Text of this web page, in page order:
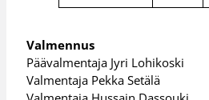
Valmennus
Päävalmentaja Jyri Lohikoski
Valmentaja Pekka Setälä